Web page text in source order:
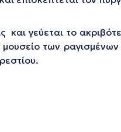
και γεύεται το
των